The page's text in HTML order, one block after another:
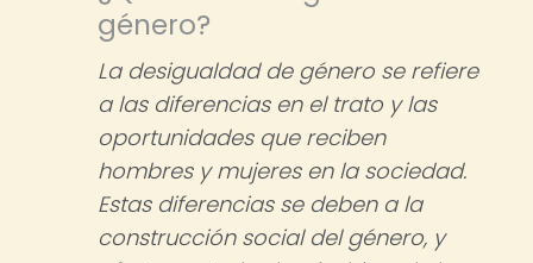
género?
La desigualdad de género se refiere
a las diferencias en el trato y las
oportunidades que reciben
hombres y mujeres en la sociedad.
Estas diferencias se deben a la
construcción social del género, y